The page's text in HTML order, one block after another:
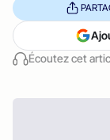
Écoutez cet